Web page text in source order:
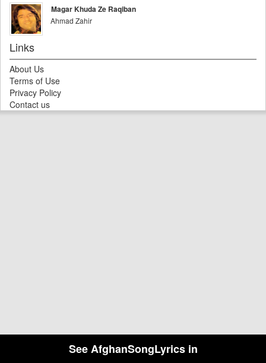
See AfghanSongLyrics in
Magar Khuda Ze Raqiban
Ahmad Zahir
Links
About Us
Terms of Use
Privacy Policy
Contact us